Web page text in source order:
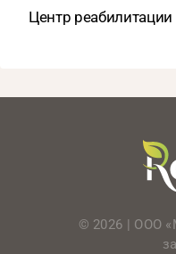
Центр реабилитации
© 2026 | ООО